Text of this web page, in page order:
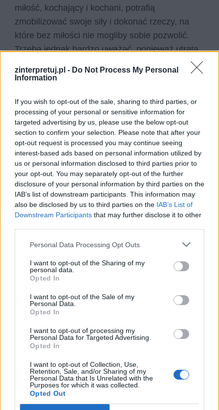
zinterpretuj.pl - Do Not Process My Personal
Information
If you wish to opt-out of the sale, sharing to third parties, or
processing of your personal or sensitive information for
targeted advertising by us, please use the below opt-out
section to confirm your selection. Please note that after your
opt-out request is processed you may continue seeing
interest-based ads based on personal information utilized by
us or personal information disclosed to third parties prior to
your opt-out. You may separately opt-out of the further
disclosure of your personal information by third parties on the
IAB’s list of downstream participants. This information may
also be disclosed by us to third parties on the IAB’s List of
Downstream Participants that may further disclose it to other
Personal Data Processing Opt Outs
I want to opt-out of the Sharing of my
personal data.
Opted In
I want to opt-out of the Sale of my
Personal Data.
Opted In
I want to opt-out of processing my
Personal Data for Targeted Advertising.
Opted In
I want to opt-out of Collection, Use,
Retention, Sale, and/or Sharing of my
Personal Data that Is Unrelated with the
Purposes for which it was collected.
Opted Out
miłość, kochający i kochani, potrafią
zmobilizować swoje siły i dokonać rzeczy, na
które bez miłości nie mogliby sobie pozwolić.
Trzeba jednak bardzo uważać, ponieważ utrata
miłości lub brak wzajemności w jej odczuwaniu
może przynieść skutek wręcz odwrotny.
Kategorie
opracowania
Walka dobra ze złem o duszę
ludzką. Omów zagadnienie na
podstawie Dziadów części III
Adama Mickiewicza. W swojej
odpowiedzi uwzględnij również
wybrany kontekst.
nieustanna walka pomiędzy dobrem,
szlachetnością i uczciwością a złem,
wyuzdaniem i egoizmem. To do nas należy
wybór, której z tych stron oddamy władzę nad
próbowali znaleźć metafizyczne uzasadnienie
tego wewnętrznego zjawiska. Z pomocą
przyszły rozmaite religie próbujące w jasny
sposób zinterpretować odwieczną walkę dobra
ze złem. Za tymi interpretacjami poszła literatura
i dziś dysponujemy ogromną bazą dzieł sztuki,